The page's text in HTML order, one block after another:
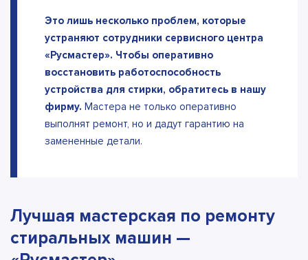
Это лишь несколько проблем, которые
устраняют сотрудники сервисного центра
«Русмастер». Чтобы оперативно
восстановить работоспособность
устройства для стирки, обратитесь в нашу
фирму. Мастера не только оперативно
выполнят ремонт, но и дадут гарантию на
замененные детали.
Лучшая мастерская по ремонту
стиральных машин —